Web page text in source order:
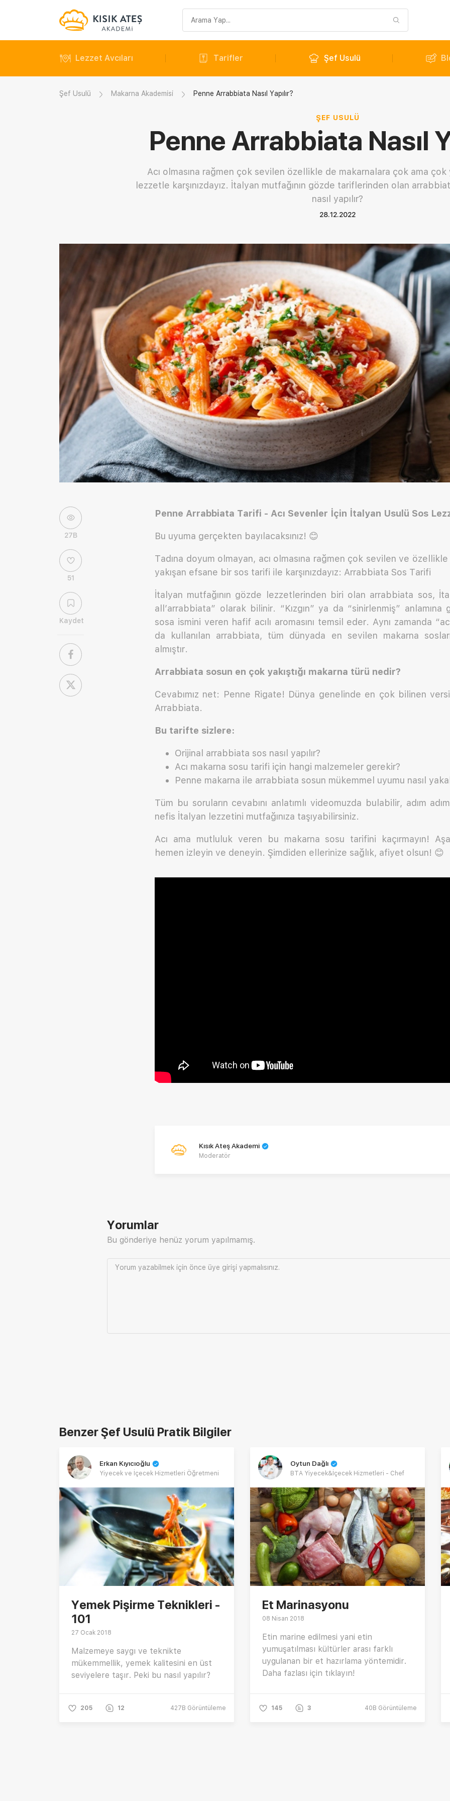
sorgusu
Lezzet Avcıları Tarifler Şef Usulü
Şef Usulü Makarna Akademisi Penne Arrabbiata Nasıl Yapılır?
ŞEF USULÜ
Penne Arrabbiata Nasıl
Acı olmasına rağmen çok sevilen özellikle de makarnalara çok ama çok
lezzetle karşınızdayız. İtalyan mutfağının gözde tariflerinden olan
nasıl yapılır?
28.12.2022
27B
51
Kaydet
Penne Arrabbiata Tarifi - Acı Sevenler İçin İtalyan Usulü Sos
Bu uyuma gerçekten bayılacaksınız! 😊
Tadına doyum olmayan, acı olmasına rağmen çok sevilen ve
yakışan efsane bir sos tarifi ile karşınızdayız: Arrabbiata Sos Tarifi
İtalyan mutfağının gözde lezzetlerinden biri olan arrabbiata sos,
all’arrabbiata” olarak bilinir. “Kızgın” ya da “sinirlenmiş”
sosa ismini veren hafif acılı aromasını temsil eder. Aynı zamanda
da kullanılan arrabbiata, tüm dünyada en sevilen makarna
almıştır.
Arrabbiata sosun en çok yakıştığı makarna türü nedir?
Cevabımız net: Penne Rigate! Dünya genelinde en çok bilinen
Arrabbiata.
Bu tarifte sizlere:
Orijinal arrabbiata sos nasıl yapılır?
Acı makarna sosu tarifi için hangi malzemeler gerekir?
Penne makarna ile arrabbiata sosun mükemmel uyumu nasıl
Tüm bu soruların cevabını anlatımlı videomuzda bulabilir, adım
nefis İtalyan lezzetini mutfağınıza taşıyabilirsiniz.
Acı ama mutluluk veren bu makarna sosu tarifini kaçırmayın!
hemen izleyin ve deneyin. Şimdiden ellerinize sağlık, afiyet olsun! 😊
Kısık Ateş Akademi
Moderatör
Yorumlar
Bu gönderiye henüz yorum yapılmamış.
Yorum yazabilmek için önce üye girişi yapmalısınız.
Benzer Şef Usulü Pratik Bilgiler
Erkan Kıyıcıoğlu
Yiyecek ve İçecek Hizmetleri Öğretmeni
Yemek Pişirme Teknikleri -
101
27 Ocak 2018
Malzemeye saygı ve teknikte
mükemmellik, yemek kalitesini en üst
seviyelere taşır. Peki bu nasıl yapılır?
205 12 427B Görüntüleme
Oytun Dağlı
BTA Yiyecek&İçecek Hizmetleri - Chef
Et Marinasyonu
08 Nisan 2018
Etin marine edilmesi yani etin
yumuşatılması kültürler arası farklı
uygulanan bir et hazırlama yöntemidir.
Daha fazlası için tıklayın!
145 3 40B Görüntüleme